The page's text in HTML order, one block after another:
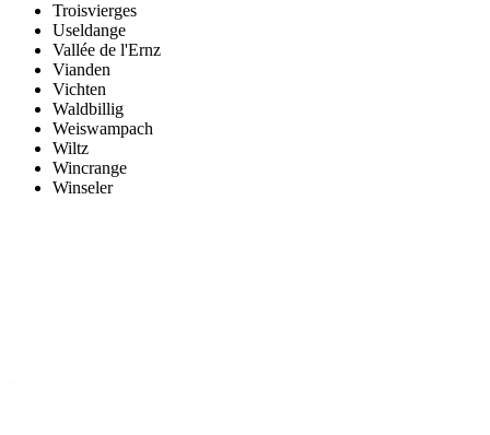
Troisvierges
Useldange
Vallée de l'Ernz
Vianden
Vichten
Waldbillig
Weiswampach
Wiltz
Wincrange
Winseler